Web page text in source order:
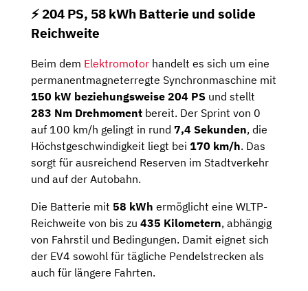
⚡️ 204 PS, 58 kWh Batterie und solide
Reichweite
Beim dem Elektromotor handelt es sich um eine
permanentmagneterregte Synchronmaschine mit
150 kW beziehungsweise 204 PS und stellt
283 Nm Drehmoment bereit. Der Sprint von 0
auf 100 km/h gelingt in rund 7,4 Sekunden, die
Höchstgeschwindigkeit liegt bei 170 km/h. Das
sorgt für ausreichend Reserven im Stadtverkehr
und auf der Autobahn.
Die Batterie mit 58 kWh ermöglicht eine WLTP-
Reichweite von bis zu 435 Kilometern, abhängig
von Fahrstil und Bedingungen. Damit eignet sich
der EV4 sowohl für tägliche Pendelstrecken als
auch für längere Fahrten.